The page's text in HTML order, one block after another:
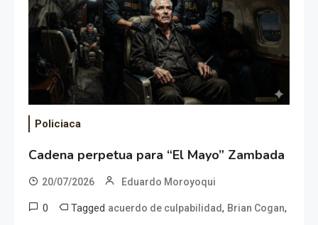
Policiaca
Cadena perpetua para “El Mayo” Zambada
20/07/2026 Eduardo Moroyoqui
0 Tagged acuerdo de culpabilidad, Brian Cogan,